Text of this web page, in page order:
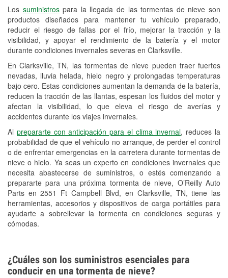
Los suministrospara la llegada de las tormentas de nieve son
productos diseñados para mantener tu vehículo preparado,
reducir el riesgo de fallas por el frío, mejorar la tracción y la
visibilidad, y apoyar el rendimiento de la batería y el motor
durante condiciones invernales severas en Clarksville.
En Clarksville, TN, las tormentas de nieve pueden traer fuertes
nevadas, lluvia helada, hielo negro y prolongadas temperaturas
bajo cero. Estas condiciones aumentan la demanda de la batería,
reducen la tracción de las llantas, espesan los fluidos del motor y
afectan la visibilidad, lo que eleva el riesgo de averías y
accidentes durante los viajes invernales.
Al prepararte con anticipación para el clima invernal, reduces la
probabilidad de que el vehículo no arranque, de perder el control
o de enfrentar emergencias en la carretera durante tormentas de
nieve o hielo. Ya seas un experto en condiciones invernales que
necesita abastecerse de suministros, o estés comenzando a
prepararte para una próxima tormenta de nieve, O’Reilly Auto
Parts en 2551 Ft Campbell Blvd, en Clarksville, TN, tiene las
herramientas, accesorios y dispositivos de carga portátiles para
ayudarte a sobrellevar la tormenta en condiciones seguras y
cómodas.
Reciclaje de baterías y aceite
Instalación de bombillas de faros
Instalación de limpiaparabrisas
Programa de Préstamo de
Herramientas
Rectificación de tambores y discos de
freno
Snowstorm Supplies
Conoce más
¿Cuáles son los suministros esenciales para
conducir en una tormenta de nieve?